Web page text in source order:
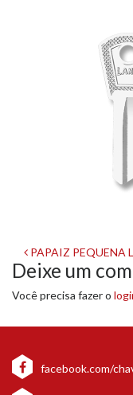
Navegação
de
post
PAPAIZ PEQUENA
Deixe um
Você precisa fazer o
facebook.com/